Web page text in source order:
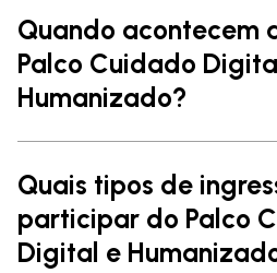
Quando acontecem
Palco Cuidado
Humanizado?
Quais tipos de
participar do Palco
Digital e